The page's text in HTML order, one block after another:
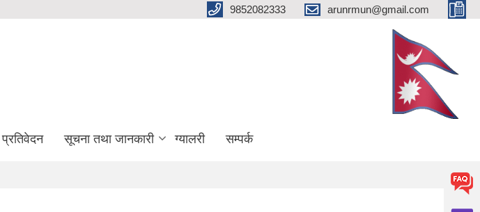
9852082333 arunrmun@gmail.com
प्रतिवेदन सूचना तथा जानकारी ग्यालरी सम्पर्क